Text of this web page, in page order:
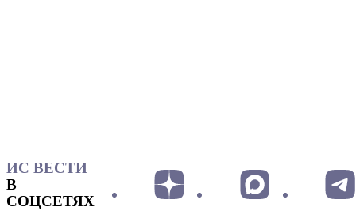
ИС ВЕСТИ
В
СОЦСЕТЯХ